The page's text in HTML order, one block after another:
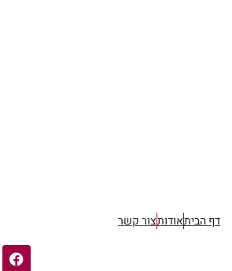
דף הביתאודותצור קשר